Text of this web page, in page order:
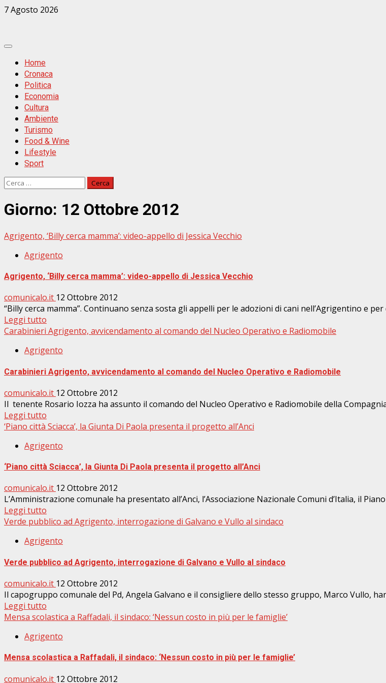
Zum
7 Agosto 2026
Primäres
MenüHome
Cronaca
Politica
Economia
Cultura
Ambiente
Turismo
Food & Wine
Lifestyle
Sport
Ricerca
Giorno: 12 Ottobre 2012
Agrigento, ‘Billy cerca mamma’: video-appello di Jessica Vecchio
Agrigento
Agrigento, ‘Billy cerca mamma’: video-appello di Jessica Vecchio
comunicalo.it 12 Ottobre 2012
“Billy cerca mamma”. Continuano senza sosta gli appelli per le adozioni di cani nell’Agrigentino e per
Leggi tutto
Carabinieri Agrigento, avvicendamento al comando del Nucleo Operativo e Radiomobile
Agrigento
Carabinieri Agrigento, avvicendamento al comando del Nucleo Operativo e Radiomobile
comunicalo.it 12 Ottobre 2012
Il tenente Rosario Iozza ha assunto il comando del Nucleo Operativo e Radiomobile della
Leggi tutto
‘Piano città Sciacca’, la Giunta Di Paola presenta il progetto all’Anci
Agrigento
‘Piano città Sciacca’, la Giunta Di Paola presenta il progetto all’Anci
comunicalo.it 12 Ottobre 2012
L’Amministrazione comunale ha presentato all’Anci, l’Associazione Nazionale Comuni d’Italia, il
Leggi tutto
Verde pubblico ad Agrigento, interrogazione di Galvano e Vullo al sindaco
Agrigento
Verde pubblico ad Agrigento, interrogazione di Galvano e Vullo al sindaco
comunicalo.it 12 Ottobre 2012
Il capogruppo comunale del Pd, Angela Galvano e il consigliere dello stesso gruppo, Marco Vullo,
Leggi tutto
Mensa scolastica a Raffadali, il sindaco: ‘Nessun costo in più per le famiglie’
Agrigento
Mensa scolastica a Raffadali, il sindaco: ‘Nessun costo in più per le famiglie’
comunicalo.it 12 Ottobre 2012